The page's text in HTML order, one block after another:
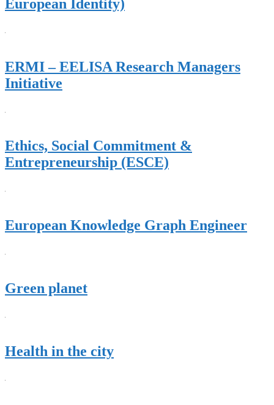
European Identity)
ERMI – EELISA Research Managers
Initiative
Ethics, Social Commitment &
Entrepreneurship (ESCE)
European Knowledge Graph Engineer
Green planet
Health in the city